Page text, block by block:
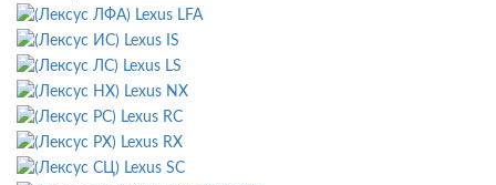
Lexus LFA
Lexus IS
Lexus LS
Lexus NX
Lexus RC
Lexus RX
Lexus SC